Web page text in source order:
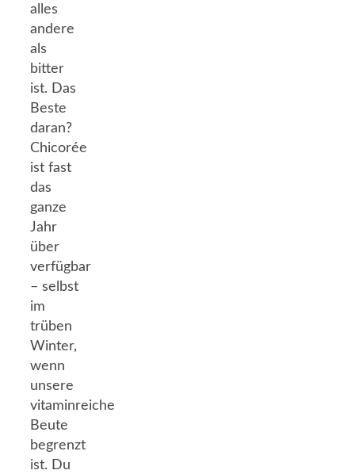
alles
andere
als
bitter
ist. Das
Beste
daran?
Chicorée
ist fast
das
ganze
Jahr
über
verfügbar
– selbst
im
trüben
Winter,
wenn
unsere
vitaminreiche
Beute
begrenzt
ist. Du